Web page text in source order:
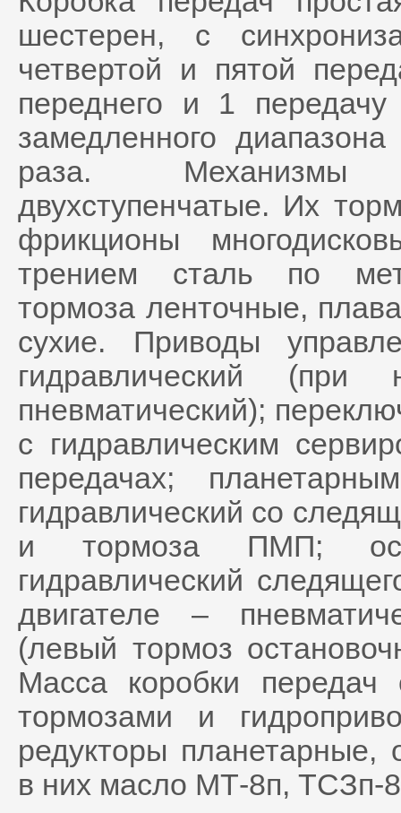
шестерен, с
четвертой и пятой
переднего и 1
замедленного
раза. Механизмы
двухступенчатые. Их
фрикционы
трением сталь по
тормоза ленточные,
сухие. Приводы
гидравлический (при
пневматический);
с гидравлическим
передачах;
гидравлический со
и тормоза ПМП;
гидравлический
двигателе –
(левый тормоз
Масса коробки
тормозами и
редукторы планетарные,
в них масло МТ-8п, ТСЗп-